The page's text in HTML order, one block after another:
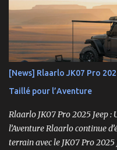
comme un choix
exigences des pilotes
performances optimales, sa
atouts essentiels sur les
[News] Rlaarlo JK07 Pro
Taillé pour l’Aventure
Rlaarlo JK07 Pro 2025 Jeep
l’Aventure Rlaarlo continue
terrain avec le JK07 Pro 2025